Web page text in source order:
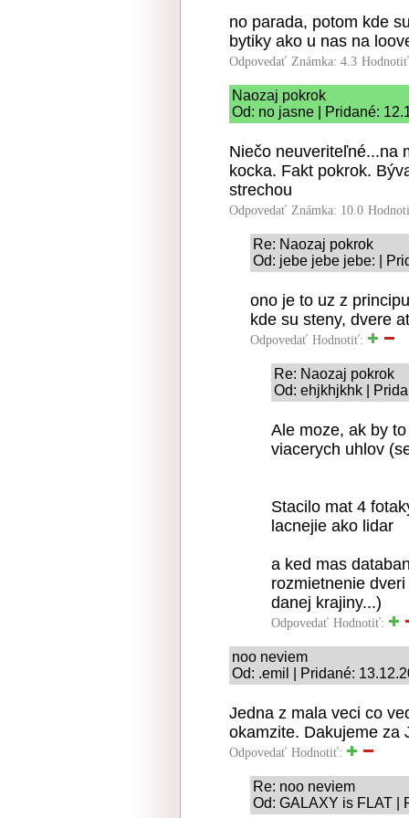
no parada, potom kde
bytiky ako u nas na
Odpovedať Známka: 4.3
Naozaj pokrok
Od: no jasne | Pridané:
Niečo neuveriteľné...na
kocka. Fakt pokrok.
strechou
Odpovedať Známka: 10.0
Re: Naozaj pokrok
Od: jebe jebe jebe: |
ono je to uz z
kde su steny, dvere
Odpovedať Hodnotiť:
Re: Naozaj pokrok
Od: ehjkhjkhk |
Ale moze, ak by
viacerych uhlov
Stacilo mat 4
lacnejie ako lidar
a ked mas
rozmietnenie
danej krajiny...)
Odpovedať Hodnotiť:
noo neviem
Od: .emil | Pridané:
Jedna z mala veci co
okamzite. Dakujeme za
Odpovedať Hodnotiť:
Re: noo neviem
Od: GALAXY is FLAT |